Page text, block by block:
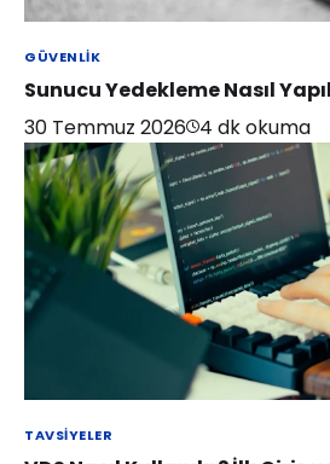
GÜVENLIK
Sunucu Yedekleme Nasıl
30 Temmuz 2026 4 dk okuma
TAVSIYELER